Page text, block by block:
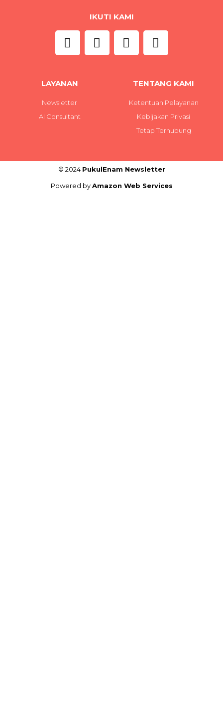
IKUTI KAMI
LAYANAN
Newsletter
AI Consultant
TENTANG KAMI
Ketentuan Pelayanan
Kebijakan Privasi
Tetap Terhubung
© 2024 PukulEnam Newsletter
Powered byAmazon Web Services